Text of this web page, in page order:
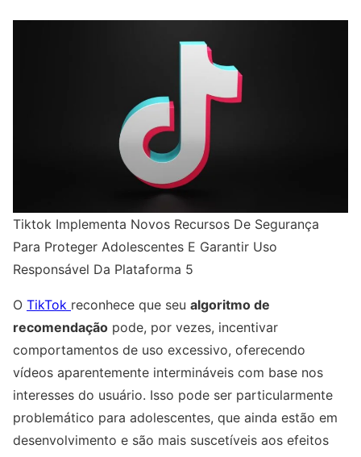
Tiktok Implementa Novos Recursos De Segurança
Para Proteger Adolescentes E Garantir Uso
Responsável Da Plataforma 5
O TikTok reconhece que seu algoritmo de
recomendação pode, por vezes, incentivar
comportamentos de uso excessivo, oferecendo
vídeos aparentemente intermináveis com base nos
interesses do usuário. Isso pode ser particularmente
problemático para adolescentes, que ainda estão em
desenvolvimento e são mais suscetíveis aos efeitos